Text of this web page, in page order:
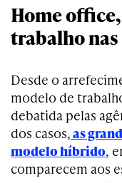
Home
trabalho
Desde o
modelo de
debatida pelas
dos casos,as
modelo híbrido,
comparecem aos